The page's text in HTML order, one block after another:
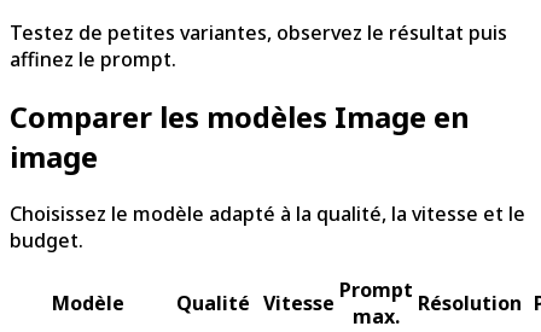
Testez de petites variantes, observez le résultat puis
affinez le prompt.
Comparer les modèles Image en
image
Choisissez le modèle adapté à la qualité, la vitesse et le
budget.
Modèle Qualité Vitesse Prompt
max.
Résolution